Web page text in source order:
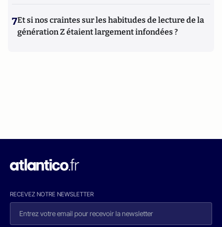
7Et si nos craintes sur les habitudes de lecture de la
génération Z étaient largement infondées ?
RECEVEZ NOTRE NEWSLETTER